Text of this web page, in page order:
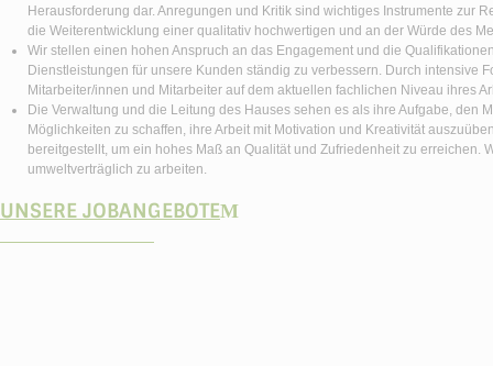
Herausforderung dar. Anregungen und Kritik sind wichtiges Instrumente zur
die Weiterentwicklung einer qualitativ hochwertigen und an der Würde des
Wir stellen einen hohen Anspruch an das Engagement und die
Dienstleistungen für unsere Kunden ständig zu verbessern. Durch intensive
Mitarbeiter/innen und Mitarbeiter auf dem aktuellen fachlichen Niveau ihres
Die Verwaltung und die Leitung des Hauses sehen es als ihre Aufgabe, den
Möglichkeiten zu schaffen, ihre Arbeit mit Motivation und Kreativität
bereitgestellt, um ein hohes Maß an Qualität und Zufriedenheit zu erreichen.
umweltverträglich zu arbeiten.
UNSERE JOBANGEBOTEΜ